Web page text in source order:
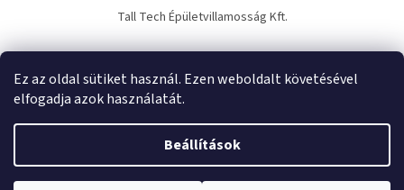
Ez az oldal sütiket használ. Ezen weboldalt követésével
elfogadja azok használatát.
Beállítások
Tall Tech Épületvillamosság Kft.